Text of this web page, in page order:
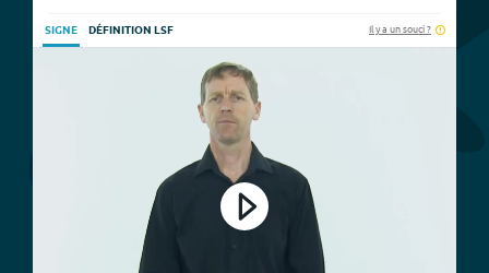
SIGNE DÉFINITION LSF Il y a un souci ?
Play